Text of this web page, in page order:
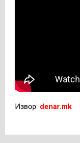
Извор: denar.mk